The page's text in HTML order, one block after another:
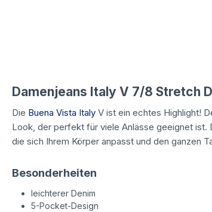
Damenjeans Italy V 7/8 Stretch
Die Buena Vista Italy V ist ein echtes Highlight!
Look, der perfekt für viele Anlässe geeignet ist.
die sich Ihrem Körper anpasst und den ganzen
Besonderheiten
leichterer Denim
5-Pocket-Design